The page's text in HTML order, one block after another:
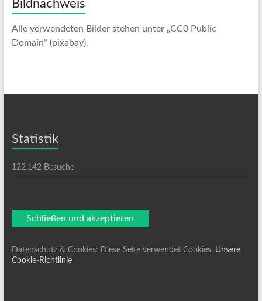
Bildnachweis
Alle verwendeten Bilder stehen unter „CC0 Public
Domain“ (pixabay).
Statistik
122.142 Besuche
Datenschutz & Cookies: Diese Seite verwendet Cookies. Unsere
Cookie-Richtlinie